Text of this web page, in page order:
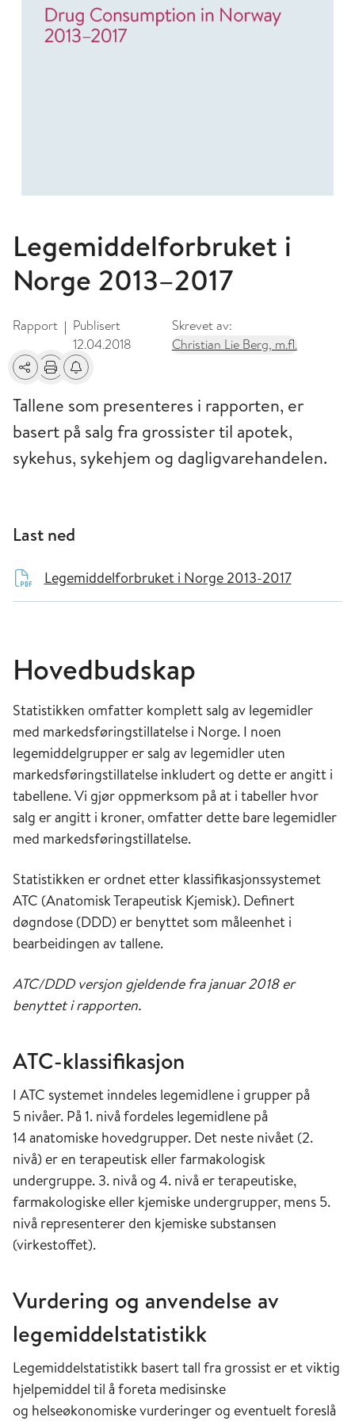
Legemiddelforbruket i
Norge 2013–2017
Rapport | Publisert
12.04.2018
Skrevet av:
Christian Lie Berg, m.fl.
Del Skriv utFå varsel om endringer
Tallene som presenteres i rapporten, er
basert på salg fra grossister til apotek,
sykehus, sykehjem og dagligvarehandelen.
Last ned
Legemiddelforbruket i Norge 2013-2017
Hovedbudskap
Statistikken omfatter komplett salg av legemidler
med markedsføringstillatelse i Norge. I noen
legemiddelgrupper er salg av legemidler uten
markedsføringstillatelse inkludert og dette er angitt i
tabellene. Vi gjør oppmerksom på at i tabeller hvor
salg er angitt i kroner, omfatter dette bare legemidler
med markedsføringstillatelse.
Statistikken er ordnet etter klassifikasjonssystemet
ATC (Anatomisk Terapeutisk Kjemisk). Definert
døgndose (DDD) er benyttet som måleenhet i
bearbeidingen av tallene.
ATC/DDD versjon gjeldende fra januar 2018 er
benyttet i rapporten.
ATC-klassifikasjon
I ATC systemet inndeles legemidlene i grupper på
5 nivåer. På 1. nivå fordeles legemidlene på
14 anatomiske hovedgrupper. Det neste nivået (2.
nivå) er en terapeutisk eller farmakologisk
undergruppe. 3. nivå og 4. nivå er terapeutiske,
farmakologiske eller kjemiske undergrupper, mens 5.
nivå representerer den kjemiske substansen
(virkestoffet).
Vurdering og anvendelse av
legemiddelstatistikk
Legemiddelstatistikk basert tall fra grossist er et viktig
hjelpemiddel til å foreta medisinske
og helseøkonomiske vurderinger og eventuelt foreslå